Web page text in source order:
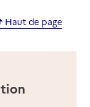
Haut de page